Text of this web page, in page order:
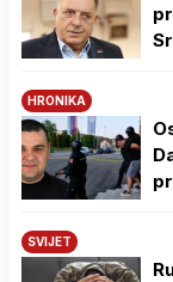
HRONIKA
SVIJET